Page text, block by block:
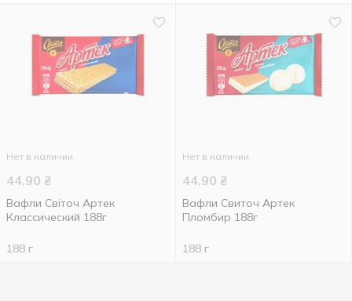
Нет в наличии
44.90 ₴
Вафли Світоч Артек
Классический 188г
188 г
Нет в наличии
44.90 ₴
Вафли Свиточ Артек
Пломбир 188г
188 г